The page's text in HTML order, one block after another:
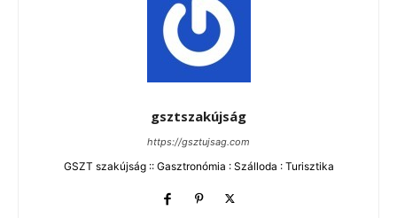
gsztszakújság
https://gsztujsag.com
GSZT szakújság :: Gasztronómia : Szálloda : Turisztika